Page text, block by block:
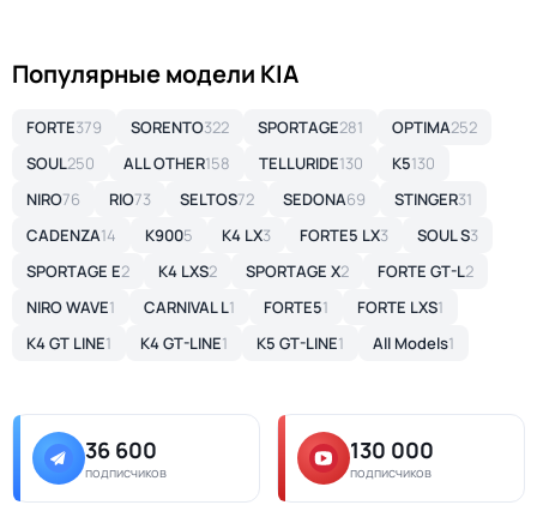
Популярные модели KIA
FORTE379 SORENTO322 SPORTAGE281 OPTIMA252
SOUL250 ALL OTHER158 TELLURIDE130 K5130
NIRO76 RIO73 SELTOS72 SEDONA69 STINGER31
CADENZA14 K9005 K4 LX3 FORTE5 LX3 SOUL S3
SPORTAGE E2 K4 LXS2 SPORTAGE X2 FORTE GT-L2
NIRO WAVE1 CARNIVAL L1 FORTE51 FORTE LXS1
K4 GT LINE1 K4 GT-LINE1 K5 GT-LINE1 All Models1
36 600
подписчиков
130 000
подписчиков